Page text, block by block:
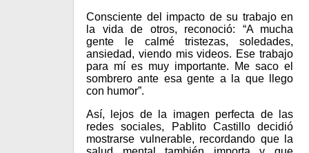
Consciente del impacto de su trabajo en
la vida de otros, reconoció: “A mucha
gente le calmé tristezas, soledades,
ansiedad, viendo mis videos. Ese trabajo
para mí es muy importante. Me saco el
sombrero ante esa gente a la que llego
con humor”.
Así, lejos de la imagen perfecta de las
redes sociales, Pablito Castillo decidió
mostrarse vulnerable, recordando que la